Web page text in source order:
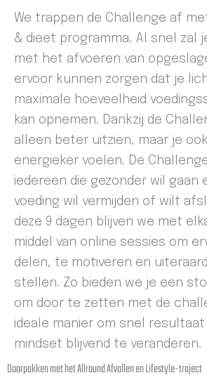
We trappen de Challenge af
& dieet programma. Al snel zal
met het afvoeren van
ervoor kunnen zorgen dat je
maximale hoeveelheid
kan opnemen. Dankzij de
alleen beter uitzien, maar je
energieker voelen. De
iedereen die gezonder wil gaan
voeding wil vermijden of wilt
deze 9 dagen blijven we met
middel van online sessies om
delen, te motiveren en
stellen. Zo bieden we je een
om door te zetten met de
ideale manier om snel
mindset blijvend te veranderen.
Doorpakken met het Allround Afvallen en Lifestyle-traject